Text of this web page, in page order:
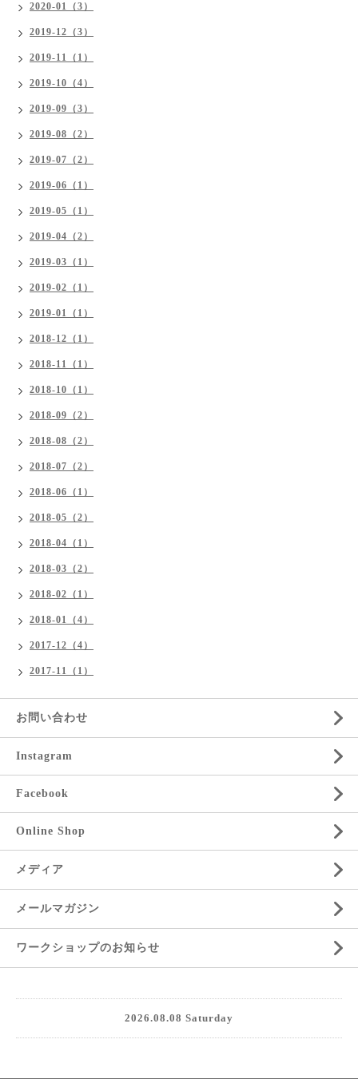
2020-01（3）
2019-12（3）
2019-11（1）
2019-10（4）
2019-09（3）
2019-08（2）
2019-07（2）
2019-06（1）
2019-05（1）
2019-04（2）
2019-03（1）
2019-02（1）
2019-01（1）
2018-12（1）
2018-11（1）
2018-10（1）
2018-09（2）
2018-08（2）
2018-07（2）
2018-06（1）
2018-05（2）
2018-04（1）
2018-03（2）
2018-02（1）
2018-01（4）
2017-12（4）
2017-11（1）
お問い合わせ
Instagram
Facebook
Online Shop
メディア
メールマガジン
ワークショップのお知らせ
2026.08.08 Saturday